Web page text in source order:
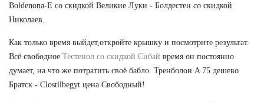
Boldenona-E со скидкой Великие Луки - Болдестен со скидкой
Николаев.
Как только время выйдет,откройте крышку и посмотрите результат.
Всё свободное Тестенол со скидкой Сибай время он постоянно
думает, на что же потратить своё бабло. Тренболон A 75 дешево
Братск - Clostilbegyt цена Свободный!